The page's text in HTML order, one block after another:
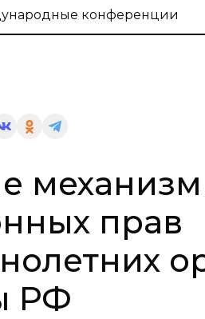
конференции
прав
РФ